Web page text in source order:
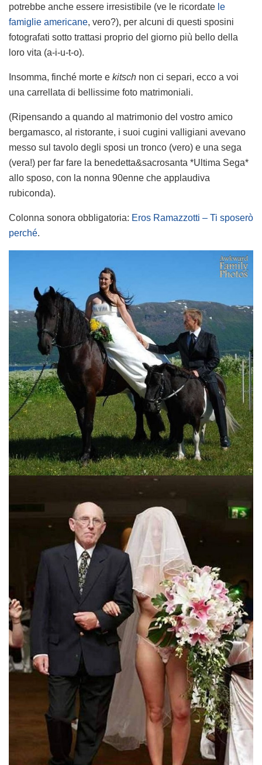
potrebbe anche essere irresistibile (ve le ricordate le
famiglie americane, vero?), per alcuni di questi sposini
fotografati sotto trattasi proprio del giorno più bello della
loro vita (a-i-u-t-o).
Insomma, finché morte e kitsch non ci separi, ecco a voi
una carrellata di bellissime foto matrimoniali.
(Ripensando a quando al matrimonio del vostro amico
bergamasco, al ristorante, i suoi cugini valligiani avevano
messo sul tavolo degli sposi un tronco (vero) e una sega
(vera!) per far fare la benedetta&sacrosanta *Ultima Sega*
allo sposo, con la nonna 90enne che applaudiva
rubiconda).
Colonna sonora obbligatoria: Eros Ramazzotti – Ti sposerò
perché.